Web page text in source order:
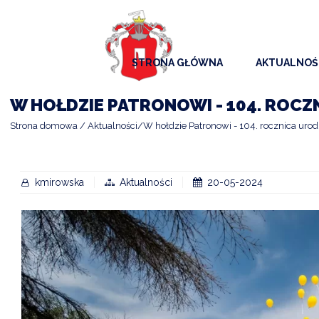
STRONA GŁÓWNA
W HOŁDZIE PATRONOWI - 104.
Strona domowa Aktualności W hołdzie Patronowi - 104. rocznica
kmirowska Aktualności 20-05-2024